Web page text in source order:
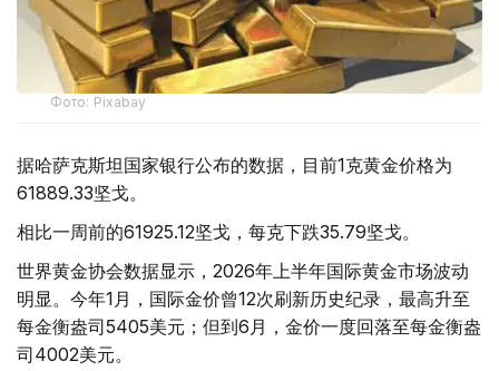
Фото: Pixabay
据哈萨克斯坦国家银行公布的数据，目前1克黄金价格为
61889.33坚戈。
相比一周前的61925.12坚戈，每克下跌35.79坚戈。
世界黄金协会数据显示，2026年上半年国际黄金市场波动
明显。今年1月，国际金价曾12次刷新历史纪录，最高升至
每金衡盎司5405美元；但到6月，金价一度回落至每金衡盎
司4002美元。